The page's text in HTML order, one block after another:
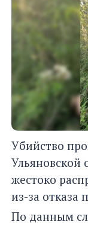
Убийство
Ульяновской
жестоко
из-за отказа
По данным